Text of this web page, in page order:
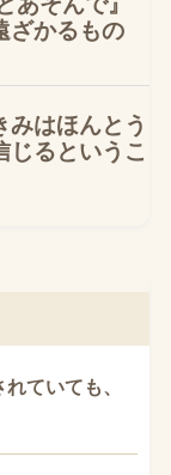
ていても、